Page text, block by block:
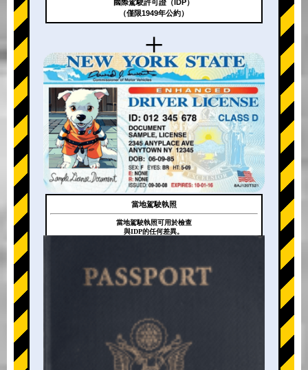
+
+
國際駕駛許可證（IDP）
（僅限1949年公約）
當地駕駛執照
當地駕駛執照可用於檢查
與IDP的任何差異。